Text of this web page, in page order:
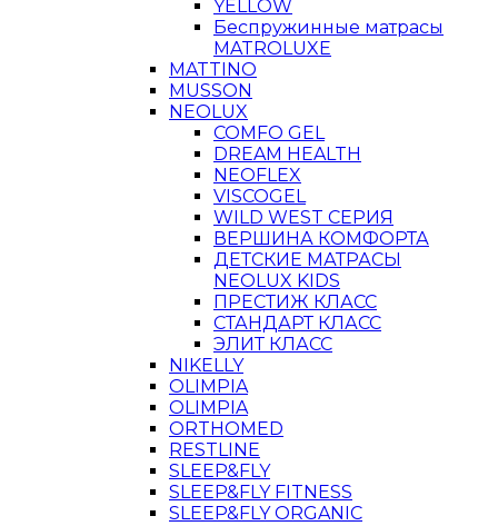
YELLOW
Беспружинные матрасы
MATROLUXE
MATTINO
MUSSON
NEOLUX
COMFO GEL
DREAM HEALTH
NEOFLEX
VISCOGEL
WILD WEST СЕРИЯ
ВЕРШИНА КОМФОРТА
ДЕТСКИЕ МАТРАСЫ
NEOLUX KIDS
ПРЕСТИЖ КЛАСС
СТАНДАРТ КЛАСС
ЭЛИТ КЛАСС
NIKELLY
OLIMPIA
OLIMPIA
ORTHOMED
RESTLINE
SLEEP&FLY
SLEEP&FLY FITNESS
SLEEP&FLY ORGANIC